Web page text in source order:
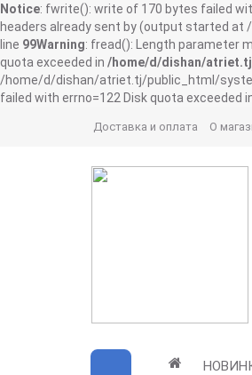
Notice: fwrite(): write of 170 bytes failed
headers already sent by (output started
line 99Warning: fread(): Length parameter
quota exceeded in /home/d/dishan/
/home/d/dishan/atriet.tj/public_html/
failed with errno=122 Disk quota exceeded
Доставка и оплата О